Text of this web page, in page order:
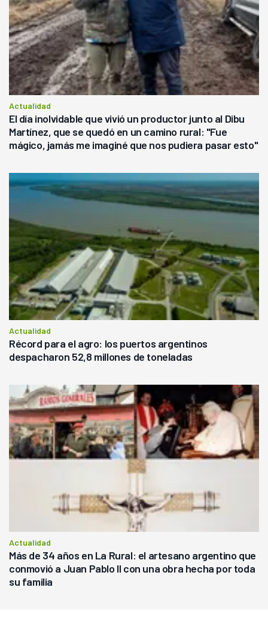
Actualidad
El día inolvidable que vivió un productor junto al Dibu
Martínez, que se quedó en un camino rural: "Fue
mágico, jamás me imaginé que nos pudiera pasar esto"
Actualidad
Récord para el agro: los puertos argentinos
despacharon 52,8 millones de toneladas
Actualidad
Más de 34 años en La Rural: el artesano argentino que
conmovió a Juan Pablo II con una obra hecha por toda
su familia